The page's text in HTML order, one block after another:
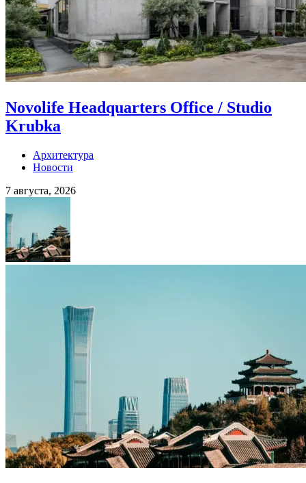
Novolife Headquarters Office / Studio
Krubka
Архитектура
Новости
7 августа, 2026